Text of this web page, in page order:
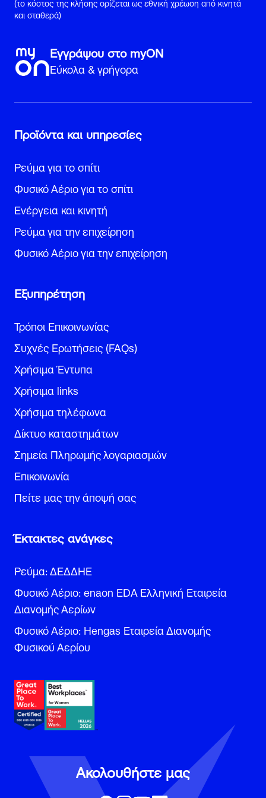
(το κόστος της κλήσης ορίζεται ως εθνική χρέωση από κινητά
και σταθερά)
Εγγράψου στο myON
Εύκολα & γρήγορα
Προϊόντα και υπηρεσίες
Ρεύμα για το σπίτι
Φυσικό Αέριο για το σπίτι
Ενέργεια και κινητή
Ρεύμα για την επιχείρηση
Φυσικό Αέριο για την επιχείρηση
Εξυπηρέτηση
Τρόποι Επικοινωνίας
Συχνές Ερωτήσεις (FAQs)
Χρήσιμα Έντυπα
Χρήσιμα links
Χρήσιμα τηλέφωνα
Δίκτυο καταστημάτων
Σημεία Πληρωμής λογαριασμών
Επικοινωνία
Πείτε μας την άποψή σας
Έκτακτες ανάγκες
Ρεύμα: ΔΕΔΔΗΕ
Φυσικό Αέριο: enaon EDA Ελληνική Εταιρεία
Διανομής Αερίων
Φυσικό Αέριο: Hengas Εταιρεία Διανομής
Φυσικού Αερίου
Ακολουθήστε μας